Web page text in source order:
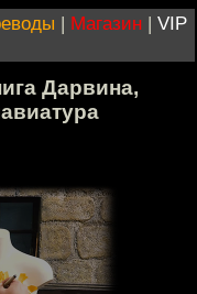
| Магазин | VIP
Дарвина,